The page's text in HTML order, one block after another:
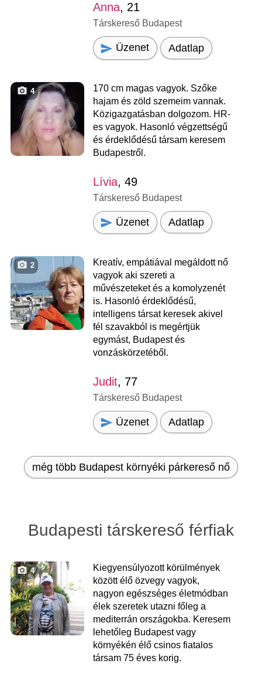
Anna, 21
Társkereső Budapest
Üzenet Adatlap
4
170 cm magas vagyok. Szőke
hajam és zöld szemeim vannak.
Közigazgatásban dolgozom. HR-
es vagyok. Hasonló végzettségű
és érdeklődésű társam keresem
Budapestről.
Lívia, 49
Társkereső Budapest
Üzenet Adatlap
2
Kreatív, empátiával megáldott nő
vagyok aki szereti a
művészeteket és a komolyzenét
is. Hasonló érdeklődésű,
intelligens társat keresek akivel
fél szavakból is megértjük
egymást, Budapest és
vonzáskörzetéből.
Judit, 77
Társkereső Budapest
Üzenet Adatlap
még több Budapest környéki párkereső nő
Budapesti társkereső férfiak
4
Kiegyensúlyozott körülmények
között élő özvegy vagyok,
nagyon egészséges életmódban
élek szeretek utazni főleg a
mediterrán országokba. Keresem
lehetőleg Budapest vagy
környékén élő csinos fiatalos
társam 75 éves korig.